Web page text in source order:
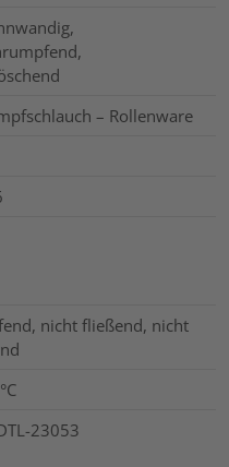
– Rollenware
nicht fließend, nicht
23053